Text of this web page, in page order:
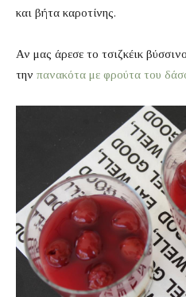
και βήτα καροτίνης.
Αν μας άρεσε το τσιζκέικ
την πανακότα με φρούτα του